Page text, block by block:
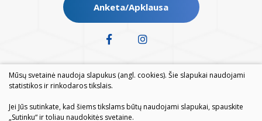
Anketa/Apklausa
Mūsų svetainė naudoja slapukus (angl. cookies). Šie slapukai naudojami
statistikos ir rinkodaros tikslais.
Jei Jūs sutinkate, kad šiems tikslams būtų naudojami slapukai, spauskite
„Sutinku“ ir toliau naudokitės svetaine.